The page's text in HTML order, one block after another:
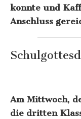
konnte und
Anschluss
Am Mittwoch,
die dritten